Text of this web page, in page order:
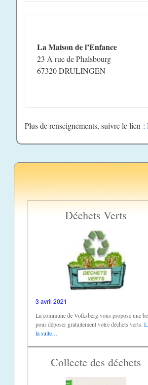
La Maison de l’Enfance
23 A rue de Phalsbourg
67320 DRULINGEN
Plus de renseignements, suivre le lien :
Déchets Verts
3 avril 2021
La commune de Volksberg vous propose une
pour déposer gratuitement votre déchets verts.
la suite…
Collecte des déchets